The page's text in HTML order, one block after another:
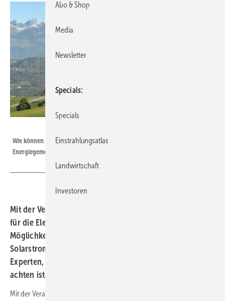
Wie können Nachbarn Solarstrom gemeinsam nutzen, ohne eine
Energiegemeinschaft gründen zu müssen? PV Austria zeigt es im Webinar.
Mit der Verabschiedung der neuen Rahmenbedingungen
für die Elektrizitätswirtschaft gibt es in Österreich mehr
Möglichkeiten der gemeinsamen Nutzung von
Solarstrom. Im kostenlosen Webinar erklären die
Experten, wie diese funktionieren und worauf dabei zu
achten ist.
Mit der Verabschiedung des Elektrizitätswirtschaftsgesetzes (ElWG)
Abo & Shop
Media
Newsletter
Specials
Specials
Einstrahlungsatlas
Landwirtschaft
Investoren